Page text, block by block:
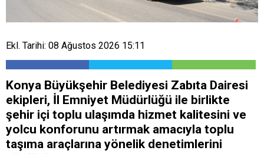
Ekl. Tarihi: 08 Ağustos 2026 15:11
Konya Büyükşehir Belediyesi Zabıta Dairesi
ekipleri, İl Emniyet Müdürlüğü ile birlikte
şehir içi toplu ulaşımda hizmet kalitesini ve
yolcu konforunu artırmak amacıyla toplu
taşıma araçlarına yönelik denetimlerini